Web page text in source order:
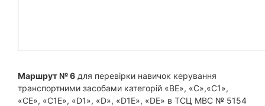
Маршрут № 6 для перевірки навичок керування
транспортними засобами категорій «BE», «С»,«С1»,
«CE», «C1E», «D1», «D», «D1E», «DE» в ТСЦ МВС № 5154